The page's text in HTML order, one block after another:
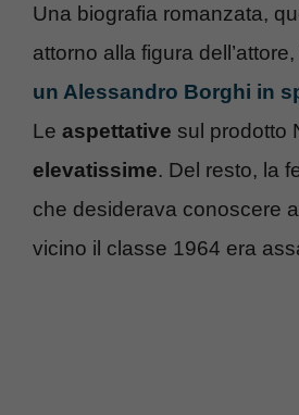
Una biografia romanzata,
attorno alla figura
un Alessandro Borghi in
Le aspettative sul prodotto
elevatissime. Del resto, la
che desiderava conoscere
vicino il classe 1964 era